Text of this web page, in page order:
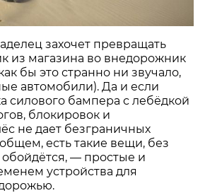
захочет превращать
из магазина во внедорожник
бы это странно ни звучало,
автомобили). Да и если
силового бампера с лебёдкой
блокировок и
не дает безграничных
есть такие вещи, без
обойдётся, — простые и
устройства для